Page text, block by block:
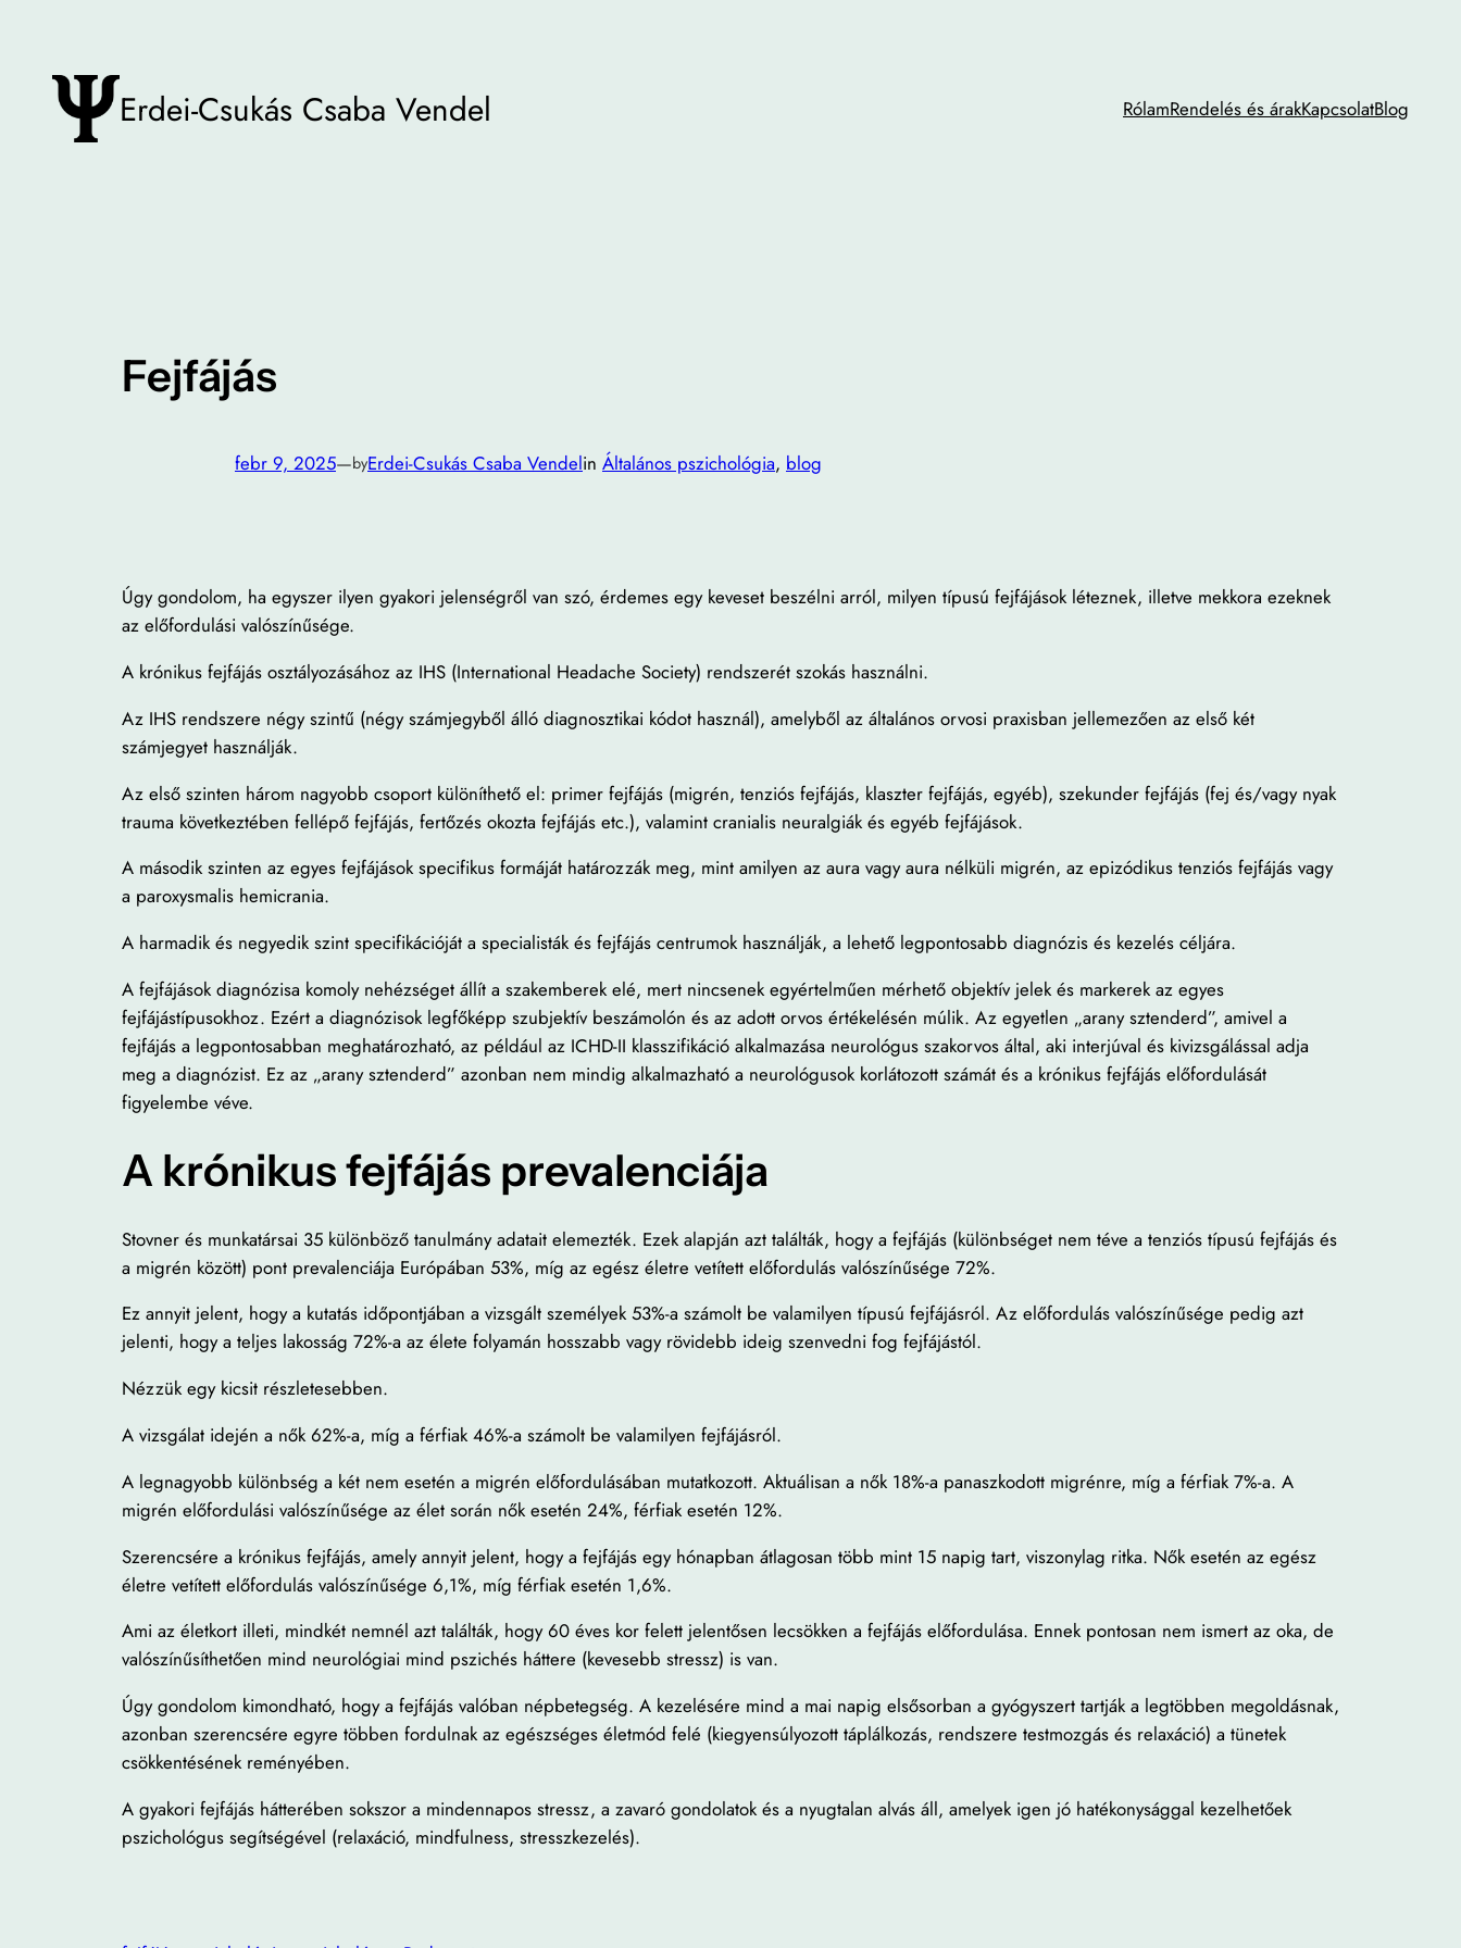
tartalomhoz
Erdei-Csukás Csaba Vendel RólamRendelés és árakKapcsolatBlog
Fejfájás
febr 9, 2025—byErdei-Csukás Csaba Vendelin Általános pszichológia, blog
Úgy gondolom, ha egyszer ilyen gyakori jelenségről van szó, érdemes egy keveset beszélni arról, milyen típusú fejfájások léteznek, illetve mekkora ezeknek
az előfordulási valószínűsége.
A krónikus fejfájás osztályozásához az IHS (International Headache Society) rendszerét szokás használni.
Az IHS rendszere négy szintű (négy számjegyből álló diagnosztikai kódot használ), amelyből az általános orvosi praxisban jellemezően az első két
számjegyet használják.
Az első szinten három nagyobb csoport különíthető el: primer fejfájás (migrén, tenziós fejfájás, klaszter fejfájás, egyéb), szekunder fejfájás (fej és/vagy nyak
trauma következtében fellépő fejfájás, fertőzés okozta fejfájás etc.), valamint cranialis neuralgiák és egyéb fejfájások.
A második szinten az egyes fejfájások specifikus formáját határozzák meg, mint amilyen az aura vagy aura nélküli migrén, az epizódikus tenziós fejfájás vagy
a paroxysmalis hemicrania.
A harmadik és negyedik szint specifikációját a specialisták és fejfájás centrumok használják, a lehető legpontosabb diagnózis és kezelés céljára.
A fejfájások diagnózisa komoly nehézséget állít a szakemberek elé, mert nincsenek egyértelműen mérhető objektív jelek és markerek az egyes
fejfájástípusokhoz. Ezért a diagnózisok legfőképp szubjektív beszámolón és az adott orvos értékelésén múlik. Az egyetlen „arany sztenderd”, amivel a
fejfájás a legpontosabban meghatározható, az például az ICHD-II klasszifikáció alkalmazása neurológus szakorvos által, aki interjúval és kivizsgálással adja
meg a diagnózist. Ez az „arany sztenderd” azonban nem mindig alkalmazható a neurológusok korlátozott számát és a krónikus fejfájás előfordulását
figyelembe véve.
A krónikus fejfájás prevalenciája
Stovner és munkatársai 35 különböző tanulmány adatait elemezték. Ezek alapján azt találták, hogy a fejfájás (különbséget nem téve a tenziós típusú fejfájás és
a migrén között) pont prevalenciája Európában 53%, míg az egész életre vetített előfordulás valószínűsége 72%.
Ez annyit jelent, hogy a kutatás időpontjában a vizsgált személyek 53%-a számolt be valamilyen típusú fejfájásról. Az előfordulás valószínűsége pedig azt
jelenti, hogy a teljes lakosság 72%-a az élete folyamán hosszabb vagy rövidebb ideig szenvedni fog fejfájástól.
Nézzük egy kicsit részletesebben.
A vizsgálat idején a nők 62%-a, míg a férfiak 46%-a számolt be valamilyen fejfájásról.
A legnagyobb különbség a két nem esetén a migrén előfordulásában mutatkozott. Aktuálisan a nők 18%-a panaszkodott migrénre, míg a férfiak 7%-a. A
migrén előfordulási valószínűsége az élet során nők esetén 24%, férfiak esetén 12%.
Szerencsére a krónikus fejfájás, amely annyit jelent, hogy a fejfájás egy hónapban átlagosan több mint 15 napig tart, viszonylag ritka. Nők esetén az egész
életre vetített előfordulás valószínűsége 6,1%, míg férfiak esetén 1,6%.
Ami az életkort illeti, mindkét nemnél azt találták, hogy 60 éves kor felett jelentősen lecsökken a fejfájás előfordulása. Ennek pontosan nem ismert az oka, de
valószínűsíthetően mind neurológiai mind pszichés háttere (kevesebb stressz) is van.
Úgy gondolom kimondható, hogy a fejfájás valóban népbetegség. A kezelésére mind a mai napig elsősorban a gyógyszert tartják a legtöbben megoldásnak,
azonban szerencsére egyre többen fordulnak az egészséges életmód felé (kiegyensúlyozott táplálkozás, rendszere testmozgás és relaxáció) a tünetek
csökkentésének reményében.
A gyakori fejfájás hátterében sokszor a mindennapos stressz, a zavaró gondolatok és a nyugtalan alvás áll, amelyek igen jó hatékonysággal kezelhetőek
pszichológus segítségével (relaxáció, mindfulness, stresszkezelés).